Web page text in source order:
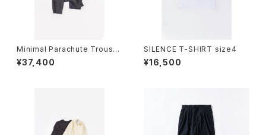
Minimal Parachute Trouser
es
¥37,400
SILENCE T-SHIRT size4
¥16,500